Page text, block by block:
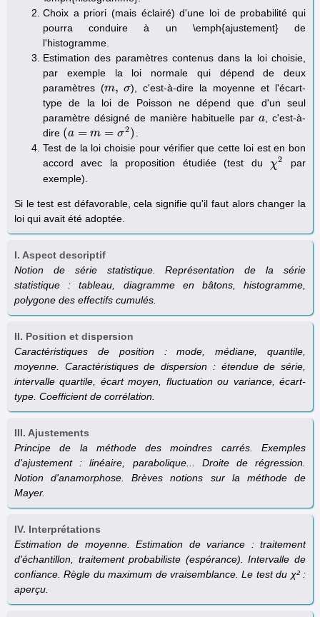
Choix a priori (mais éclairé) d'une loi de probabilité qui
pourra conduire à un \emph{ajustement} de
l'histogramme.
Estimation des paramètres contenus dans la loi choisie,
par exemple la loi normale qui dépend de deux
paramètres (m, σ
m, σ ), c'est-à-dire la moyenne et l'écart-
type de la loi de Poisson ne dépend que d'un seul
paramètre désigné de manière habituelle par a
a , c'est-à-
dire (a = m = σ2)
(a= m=σ2 )
.
Test de la loi choisie pour vérifier que cette loi est en bon
accord avec la proposition étudiée (test du χ2
χ2
par
exemple).
Si le test est défavorable, cela signifie qu'il faut alors changer la
loi qui avait été adoptée.
I. Aspect descriptif
Notion de série statistique. Représentation de la série
statistique : tableau, diagramme en bâtons, histogramme,
polygone des effectifs cumulés.
II. Position et dispersion
Caractéristiques de position : mode, médiane, quantile,
moyenne. Caractéristiques de dispersion : étendue de série,
intervalle quartile, écart moyen, fluctuation ou variance, écart-
type. Coefficient de corrélation.
III. Ajustements
Principe de la méthode des moindres carrés. Exemples
d'ajustement : linéaire, parabolique... Droite de régression.
Notion d'anamorphose. Brèves notions sur la méthode de
Mayer.
IV. Interprétations
Estimation de moyenne. Estimation de variance : traitement
d'échantillon, traitement probabiliste (espérance). Intervalle de
confiance. Règle du maximum de vraisemblance. Le test du χ² :
aperçu.